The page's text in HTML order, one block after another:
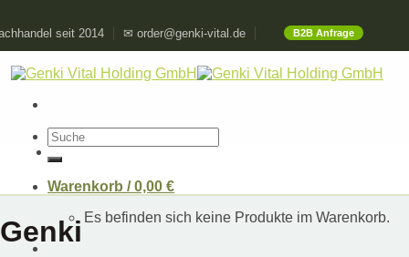
to
content
seit 2014 ✉ order@genki-vital.de B2B Anfrage
Suchen
nach:
Warenkorb /0,00 €
Es befinden sich keine Produkte im Warenkorb.
Genki